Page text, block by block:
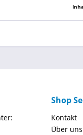
Shop
Kontakt
Über uns